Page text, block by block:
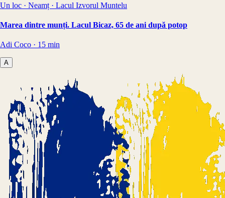
Un loc · Neamț · Lacul Izvorul Muntelu
Marea dintre munți. Lacul Bicaz, 65 de ani după potop
Adi Coco · 15 min
A